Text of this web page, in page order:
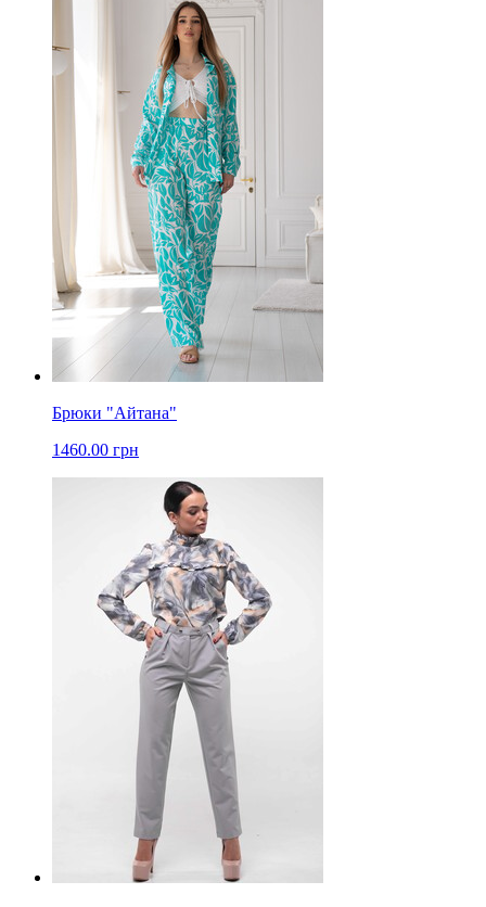
Брюки "Айтана"
1460.00 грн